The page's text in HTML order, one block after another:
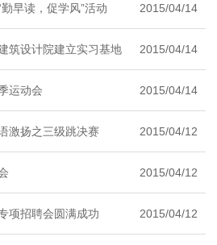
早读，促学风”活动 2015/04/14
筑设计院建立实习基地 2015/04/14
运动会 2015/04/14
激扬之三级跳决赛 2015/04/12
2015/04/12
项招聘会圆满成功 2015/04/12